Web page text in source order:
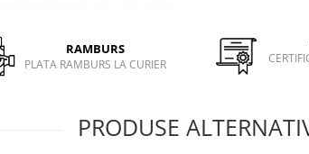
RAMBURS
PLATA RAMBURS LA CURIER
PRODUSE